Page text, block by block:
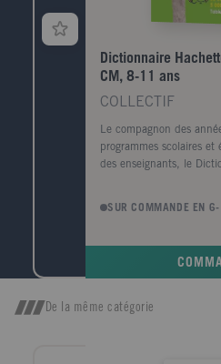
Dictionnaire
CM, 8-11 ans
COLLECTIF
Le compagnon des
programmes scolaires et
des enseignants, le
progressive de la
pour apprendre et
contexte - 5 000
grammaire,
SUR COMMANDE EN
De la même catégorie